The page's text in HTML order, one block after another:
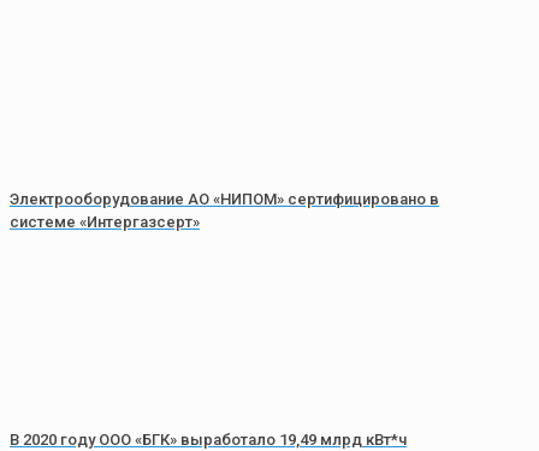
Электрооборудование АО «НИПОМ» сертифицировано в
системе «Интергазсерт»
В 2020 году ООО «БГК» выработало 19,49 млрд кВт*ч